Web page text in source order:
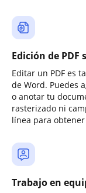
Edición de
Editar un PDF es
de Word. Puedes
o anotar tu
rasterizado ni
línea para
Trabajo en